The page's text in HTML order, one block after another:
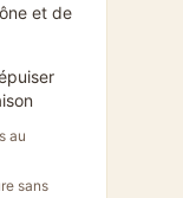
et de
au
sans